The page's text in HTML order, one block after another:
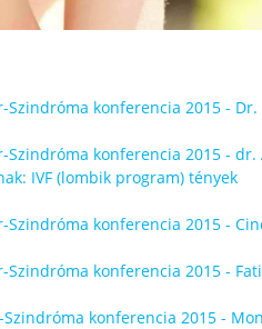
Szindróma konferencia 2015 -
Szindróma konferencia 2015 -
IVF (lombik program) tények
Szindróma konferencia 2015 -
Szindróma konferencia 2015 -
konferencia 2015 -